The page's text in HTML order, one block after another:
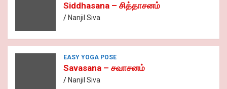
Siddhasana – சித்தாசனம்
Nanjil Siva
EASY YOGA POSE
Savasana – சவாசனம்
Nanjil Siva